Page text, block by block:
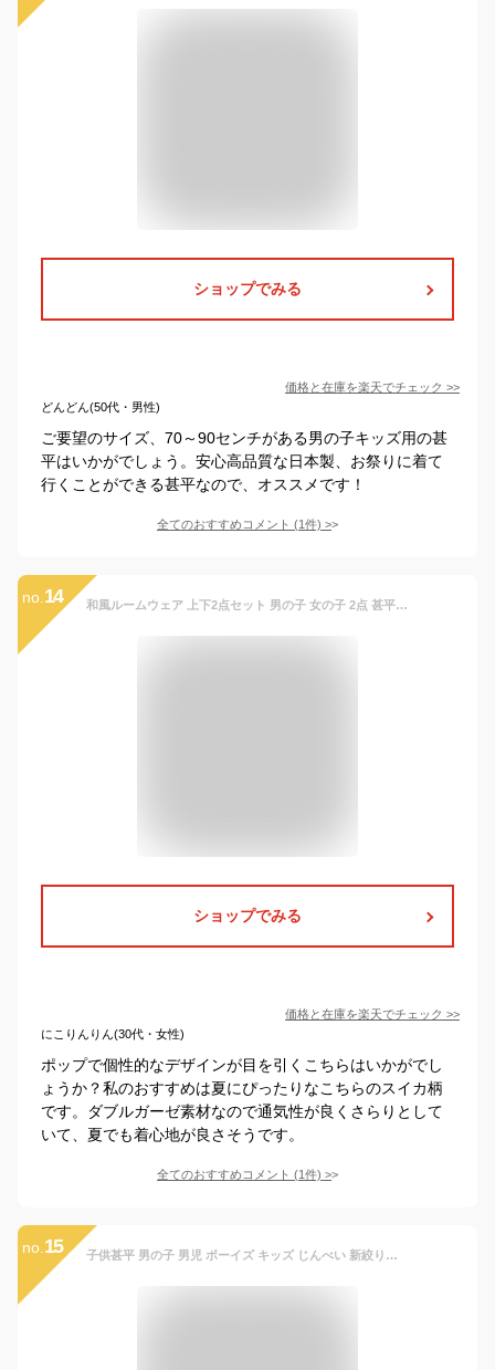
ショップでみる
価格と在庫を楽天でチェック >>
どんどん(50代・男性)
ご要望のサイズ、70～90センチがある男の子キッズ用の甚
平はいかがでしょう。安心高品質な日本製、お祭りに着て
行くことができる甚平なので、オススメです！
全てのおすすめコメント (1件) >
no. 14 和風ルームウェア 上下2点セット 男の子 女の子 2点 甚平 じんべい 新生児 キッズ 幼児 ベビー 子供 和柄 綿100％パジャマ 和風 爽やか 高品質 保育園 幼稚園 可愛い かわいい 夏祭り 花火大会 納涼祭り 着やすい パジャマ ウェストゴム
ショップでみる
価格と在庫を楽天でチェック >>
にこりんりん(30代・女性)
ポップで個性的なデザインが目を引くこちらはいかがでし
ょうか？私のおすすめは夏にぴったりなこちらのスイカ柄
です。ダブルガーゼ素材なので通気性が良くさらりとして
いて、夏でも着心地が良さそうです。
全てのおすすめコメント (1件) >
no. 15 子供甚平 男の子 男児 ボーイズ キッズ じんべい 新絞り柄 切替 紺・青 日本製 綿100％ サイズ90・100・110・120cm夏祭り・花火・夏 ルームウェアー パジャマ涼しい